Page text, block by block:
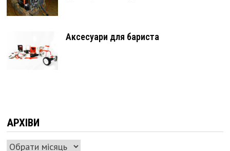
Аксесуари для бариста
АРХІВИ
Архіви